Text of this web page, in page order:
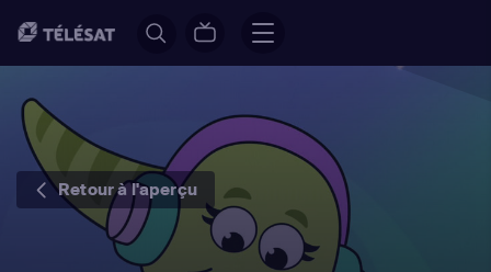
Retour à l'aperçu